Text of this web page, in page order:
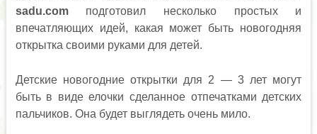
sadu.comподготовил несколько простых и
впечатляющих идей, какая может быть новогодняя
открытка своими руками для детей.
Детские новогодние открытки для 2 — 3 лет могут
быть в виде елочки сделанное отпечатками детских
пальчиков. Она будет выглядеть очень мило.